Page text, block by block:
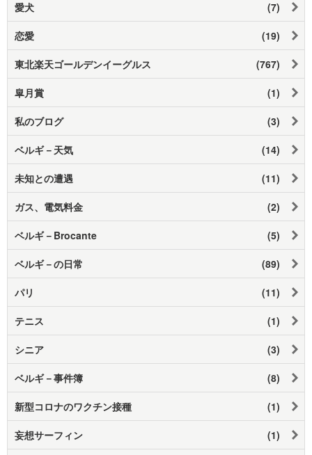
愛犬 (7)
恋愛 (19)
東北楽天ゴールデンイーグルス (767)
皐月賞 (1)
私のブログ (3)
ベルギ－天気 (14)
未知との遭遇 (11)
ガス、電気料金 (2)
ベルギ－Brocante (5)
ベルギ－の日常 (89)
パリ (11)
テニス (1)
シニア (3)
ベルギ－事件簿 (8)
新型コロナのワクチン接種 (1)
妄想サーフィン (1)